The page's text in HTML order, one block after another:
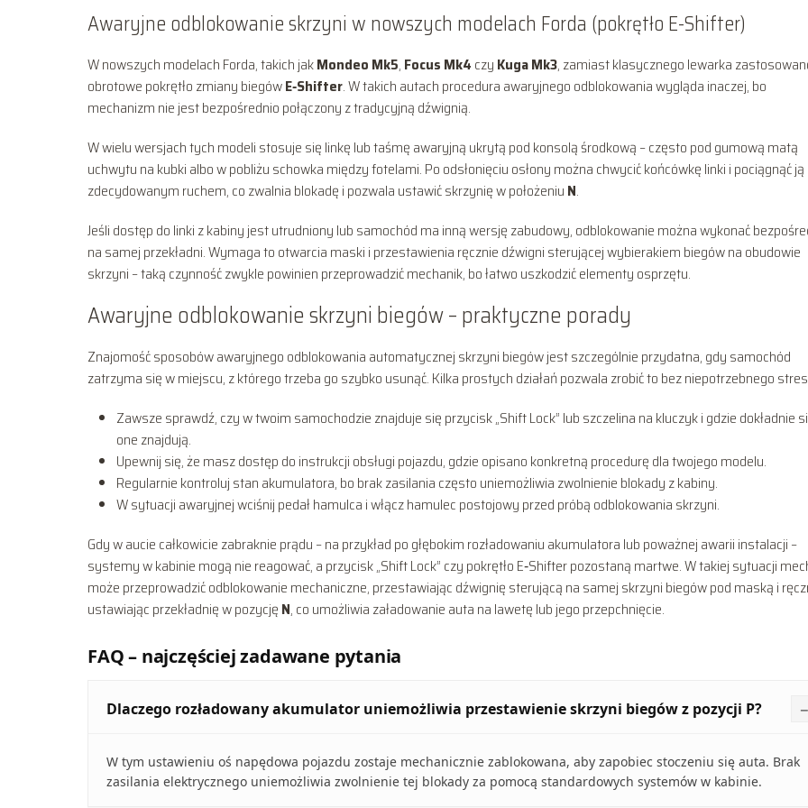
Awaryjne odblokowanie skrzyni w nowszych modelach Forda (pokrętło E-Shifter)
W nowszych modelach Forda, takich jakMondeo Mk5, Focus Mk4 czy Kuga Mk3, zamiast klasycznego lewarka
obrotowe pokrętło zmiany biegówE‑Shifter. W takich autach procedura awaryjnego odblokowania wygląda inaczej, bo
mechanizm nie jest bezpośrednio połączony z tradycyjną dźwignią.
W wielu wersjach tych modeli stosuje się linkę lub taśmę awaryjną ukrytą pod konsolą środkową – często pod gumową matą
uchwytu na kubki albo w pobliżu schowka między fotelami. Po odsłonięciu osłony można chwycić końcówkę linki i pociągnąć ją
zdecydowanym ruchem, co zwalnia blokadę i pozwala ustawić skrzynię w położeniu N.
Jeśli dostęp do linki z kabiny jest utrudniony lub samochód ma inną wersję zabudowy, odblokowanie można wykonać
na samej przekładni. Wymaga to otwarcia maski i przestawienia ręcznie dźwigni sterującej wybierakiem biegów na obudowie
skrzyni – taką czynność zwykle powinien przeprowadzić mechanik, bo łatwo uszkodzić elementy osprzętu.
Awaryjne odblokowanie skrzyni biegów – praktyczne porady
Znajomość sposobów awaryjnego odblokowania automatycznej skrzyni biegów jest szczególnie przydatna, gdy samochód
zatrzyma się w miejscu, z którego trzeba go szybko usunąć. Kilka prostych działań pozwala zrobić to bez niepotrzebnego
Zawsze sprawdź, czy w twoim samochodzie znajduje się przycisk „Shift Lock” lub szczelina na kluczyk i gdzie dokładnie
one znajdują.
Upewnij się, że masz dostęp do instrukcji obsługi pojazdu, gdzie opisano konkretną procedurę dla twojego modelu.
Regularnie kontroluj stan akumulatora, bo brak zasilania często uniemożliwia zwolnienie blokady z kabiny.
W sytuacji awaryjnej wciśnij pedał hamulca i włącz hamulec postojowy przed próbą odblokowania skrzyni.
Gdy w aucie całkowicie zabraknie prądu – na przykład po głębokim rozładowaniu akumulatora lub poważnej awarii instalacji –
systemy w kabinie mogą nie reagować, a przycisk „Shift Lock” czy pokrętło E‑Shifter pozostaną martwe. W takiej sytuacji
może przeprowadzić odblokowanie mechaniczne, przestawiając dźwignię sterującą na samej skrzyni biegów pod maską i
ustawiając przekładnię w pozycję N, co umożliwia załadowanie auta na lawetę lub jego przepchnięcie.
FAQ – najczęściej zadawane pytania
Dlaczego rozładowany akumulator uniemożliwia przestawienie skrzyni biegów z pozycji P?
W tym ustawieniu oś napędowa pojazdu zostaje mechanicznie zablokowana, aby zapobiec stoczeniu się auta. Brak
zasilania elektrycznego uniemożliwia zwolnienie tej blokady za pomocą standardowych systemów w kabinie.